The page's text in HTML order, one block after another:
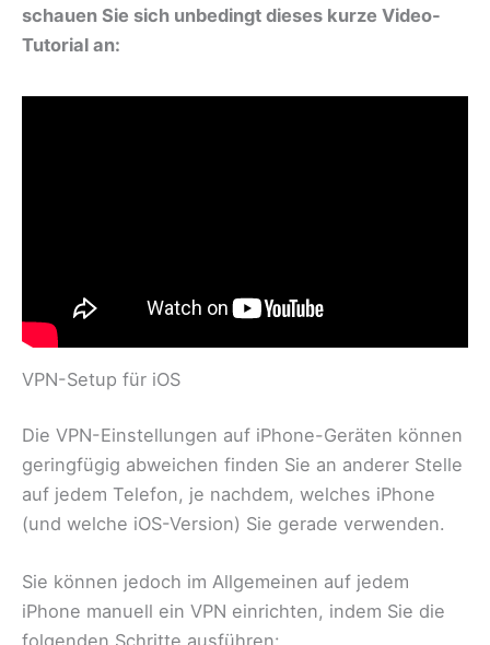
schauen Sie sich unbedingt dieses kurze Video-
Tutorial an:
VPN-Setup für iOS
Die VPN-Einstellungen auf iPhone-Geräten können
geringfügig abweichen finden Sie an anderer Stelle
auf jedem Telefon, je nachdem, welches iPhone
(und welche iOS-Version) Sie gerade verwenden.
Sie können jedoch im Allgemeinen auf jedem
iPhone manuell ein VPN einrichten, indem Sie die